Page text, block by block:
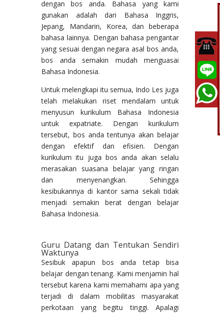
dengan bos anda. Bahasa yang kami
gunakan adalah dari Bahasa Inggris,
Jepang, Mandarin, Korea, dan beberapa
bahasa lainnya. Dengan bahasa pengantar
yang sesuai dengan negara asal bos anda,
bos anda semakin mudah menguasai
Bahasa Indonesia.
Untuk melengkapi itu semua, Indo Les juga
telah melakukan riset mendalam untuk
menyusun kurikulum Bahasa Indonesia
untuk expatriate. Dengan kurikulum
tersebut, bos anda tentunya akan belajar
dengan efektif dan efisien. Dengan
kurikulum itu juga bos anda akan selalu
merasakan suasana belajar yang ringan
dan menyenangkan. Sehingga
kesibukannya di kantor sama sekali tidak
menjadi semakin berat dengan belajar
Bahasa Indonesia.
Guru Datang dan Tentukan Sendiri
Waktunya
Sesibuk apapun bos anda tetap bisa
belajar dengan tenang. Kami menjamin hal
tersebut karena kami memahami apa yang
terjadi di dalam mobilitas masyarakat
perkotaan yang begitu tinggi. Apalagi